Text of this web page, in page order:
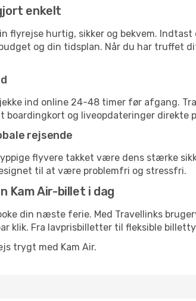
enkelt
flyrejse hurtig, sikker og bekvem.
og din tidsplan. Når du har
ind online 24-48 timer før afgang.
boardingkort og liveopdateringer direkte
rejsende
flyvere takket være dens stærke
til at være problemfri og stressfri.
Kam Air-billet i dag
din næste ferie. Med Travellinks
klik. Fra lavprisbilletter til fleksible
trygt med Kam Air.